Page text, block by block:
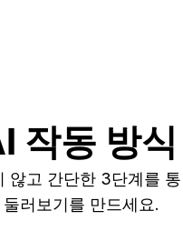
작동 방식
않고 간단한 3단계를 통
러보기를 만드세요.